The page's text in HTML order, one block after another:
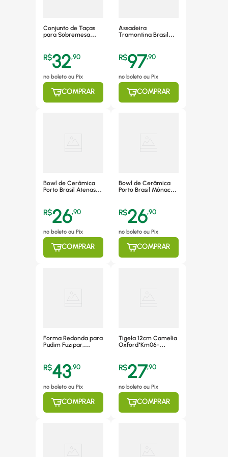
Conjunto de Taças
para Sobremesa
R$32,90
no boleto ou Pix
COMPRAR
Assadeira
Tramontina Brasil
R$97,90
no boleto ou Pix
COMPRAR
Bowl de Cerâmica
Porto Brasil Atenas
R$26,90
no boleto ou Pix
COMPRAR
Bowl de Cerâmica
Porto Brasil Mônaco
R$26,90
no boleto ou Pix
COMPRAR
Forma Redonda para
Pudim Fuzipar,
R$43,90
no boleto ou Pix
COMPRAR
Tigela 12cm Camelia
Oxford*Km06-
R$27,90
no boleto ou Pix
COMPRAR